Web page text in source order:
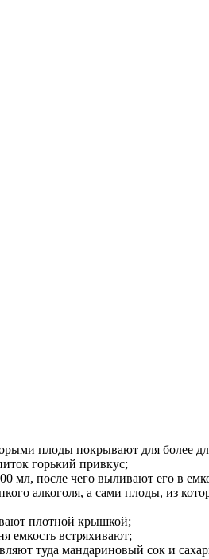
плоды покрывают для более
горький привкус;
мл, после чего выливают его в
алкоголя, а сами плоды, из
плотной крышкой;
емкость встряхивают;
туда мандариновый сок и